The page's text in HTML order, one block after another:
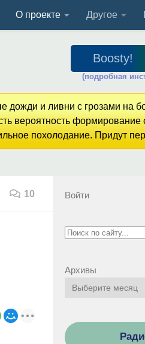
О проекте Другое
Boosty!
(подробная
дожди и ливни с грозами на
вероятность формирование
похолодание. Придут
10 Войти
Поиск
Архивы